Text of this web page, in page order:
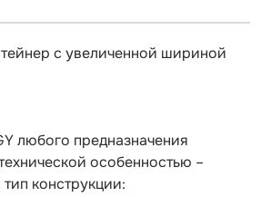
с увеличенной шириной
любого предназначения
особенностью –
конструкции: